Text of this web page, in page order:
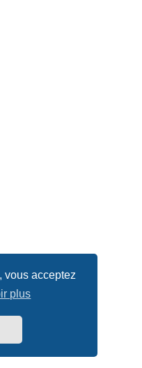
vous acceptez
plus